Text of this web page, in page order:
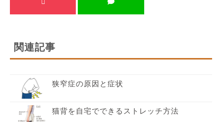
関連記事
狭窄症の原因と症状
猫背を自宅でできるストレッチ方法